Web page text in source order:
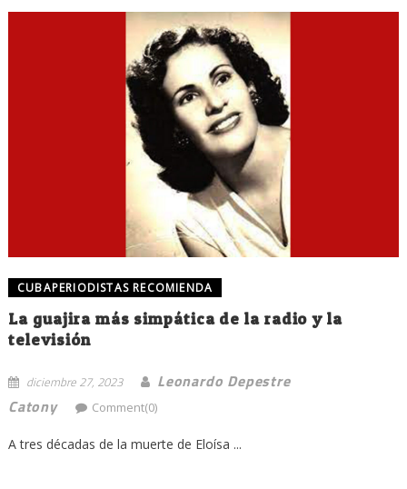
CUBAPERIODISTAS RECOMIENDA
La guajira más simpática de la radio y la
televisión
diciembre 27, 2023
Leonardo Depestre
Catony
Comment(0)
A tres décadas de la muerte de Eloísa ...